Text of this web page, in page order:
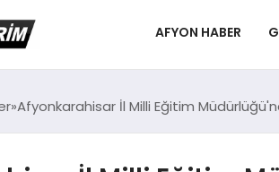
AFYON HABER
Afyonkarahisar İl Milli Eğitim